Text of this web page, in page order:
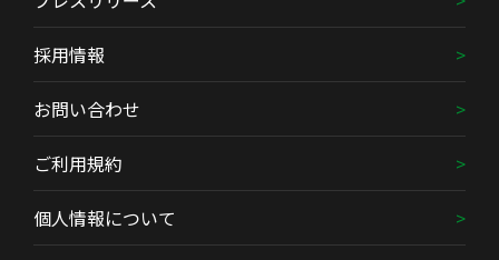
採用情報
お問い合わせ
ご利用規約
個人情報について